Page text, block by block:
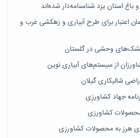
تومان اعتبار برای طرح آبیاری و زهکشی غرب و
وحشی در گلستان
از سیستم‌های آبیاری نوین
جهاد کشاورزی
کشاورزی